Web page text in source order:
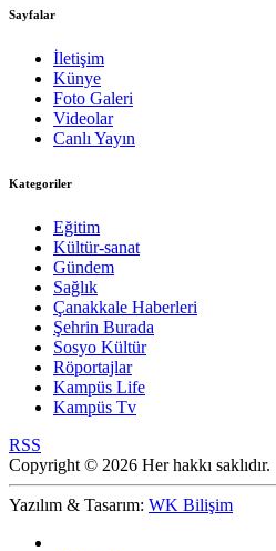
Sayfalar
İletişim
Künye
Foto Galeri
Videolar
Canlı Yayın
Kategoriler
Eğitim
Kültür-sanat
Gündem
Sağlık
Çanakkale Haberleri
Şehrin Burada
Sosyo Kültür
Röportajlar
Kampüs Life
Kampüs Tv
RSS
Copyright © 2026 Her hakkı saklıdır.
Yazılım & Tasarım: WK Bilişim